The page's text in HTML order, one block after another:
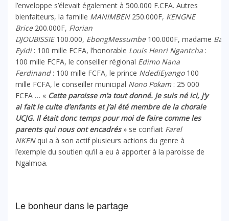
l’enveloppe s’élevait également à 500.000 F.CFA. Autres
bienfaiteurs, la famille MANIMBEN250.000F, KENGNE
Brice200.000F, Florian
DJOUBISSIE100.000, EbongMessumbe100.000F, madame
Eyidi: 100 mille FCFA, l’honorable Louis Henri Ngantcha :
100 mille FCFA, le conseiller régional Edimo Nana
Ferdinand: 100 mille FCFA, le prince NdediEyango100
mille FCFA, le conseiller municipal Nono Pokam: 25 000
FCFA … « Cette paroisse m’a tout donné. Je suis né ici, j’y
ai fait le culte d’enfants et j’ai été membre de la chorale
UCJG. Il était donc temps pour moi de faire comme les
parents qui nous ont encadrés» se confiait Farel
NKENqui a à son actif plusieurs actions du genre à
l’exemple du soutien qu’il a eu à apporter à la paroisse de
Ngalmoa.
Le bonheur dans le partage